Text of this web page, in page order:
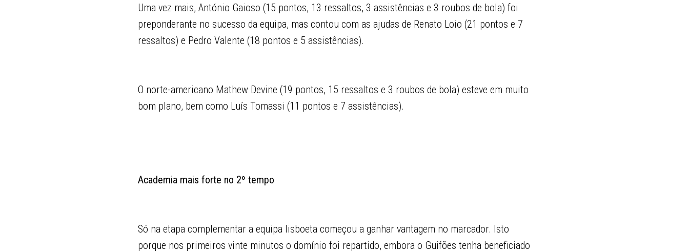
Uma vez mais, António Gaioso (15 pontos, 13 ressaltos, 3 assistências e 3 roubos de bola) foi
preponderante no sucesso da equipa, mas contou com as ajudas de Renato Loio (21 pontos e 7
ressaltos) e Pedro Valente (18 pontos e 5 assistências).
O norte-americano Mathew Devine (19 pontos, 15 ressaltos e 3 roubos de bola) esteve em muito
bom plano, bem como Luís Tomassi (11 pontos e 7 assistências).
Academia mais forte no 2º tempo
Só na etapa complementar a equipa lisboeta começou a ganhar vantagem no marcador. Isto
porque nos primeiros vinte minutos o domínio foi repartido, embora o Guifões tenha beneficiado